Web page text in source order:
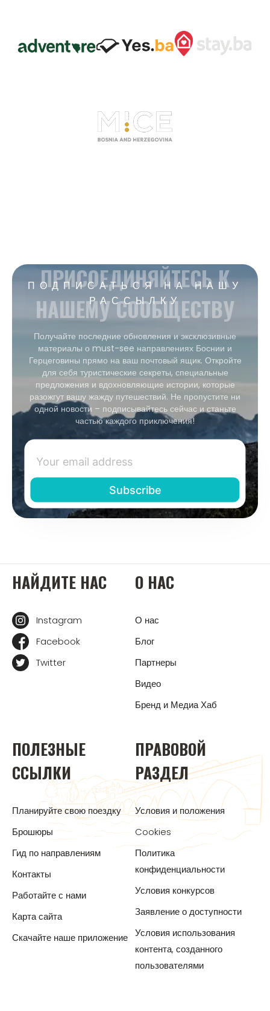
ПОДПИСАТЬСЯ НА НАШУ
РАССЫЛКУ
ПРИСОЕДИНЯЙТЕСЬ К
НАШЕМУ СООБЩЕСТВУ
Получайте последние обновления и эксклюзивные
материалы о must-see направлениях Боснии и
Герцеговины прямо на ваш почтовый ящик. Откройте
для себя туристические секреты, специальные
предложения и вдохновляющие истории, которые
разожгут вашу жажду путешествий. Не пропустите ни
одной новости – подписывайтесь сейчас и станьте
частью каждого приключения!
НАЙДИТЕ НАС
Instagram
Facebook
Twitter
О НАС
О нас
Блог
Партнеры
Видео
Бренд и Медиа Хаб
ПОЛЕЗНЫЕ
ССЫЛКИ
Планируйте свою поездку
Брошюры
Гид по направлениям
Контакты
Работайте с нами
Карта сайта
Скачайте наше приложение
ПРАВОВОЙ
РАЗДЕЛ
Условия и положения
Cookies
Политика
конфиденциальности
Условия конкурсов
Заявление о доступности
Условия использования
контента, созданного
пользователями